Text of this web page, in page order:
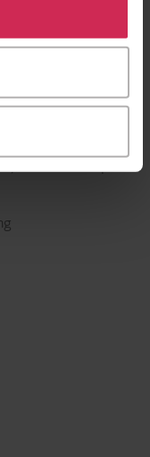
Du kan også
ved å klikke
Jussi Adler-Olsen
Ane Dahl Torp